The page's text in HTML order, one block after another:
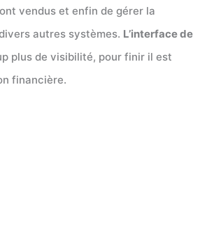
vendus et enfin de gérer la
autres systèmes. L’interface de
plus de visibilité, pour finir il est
financière.